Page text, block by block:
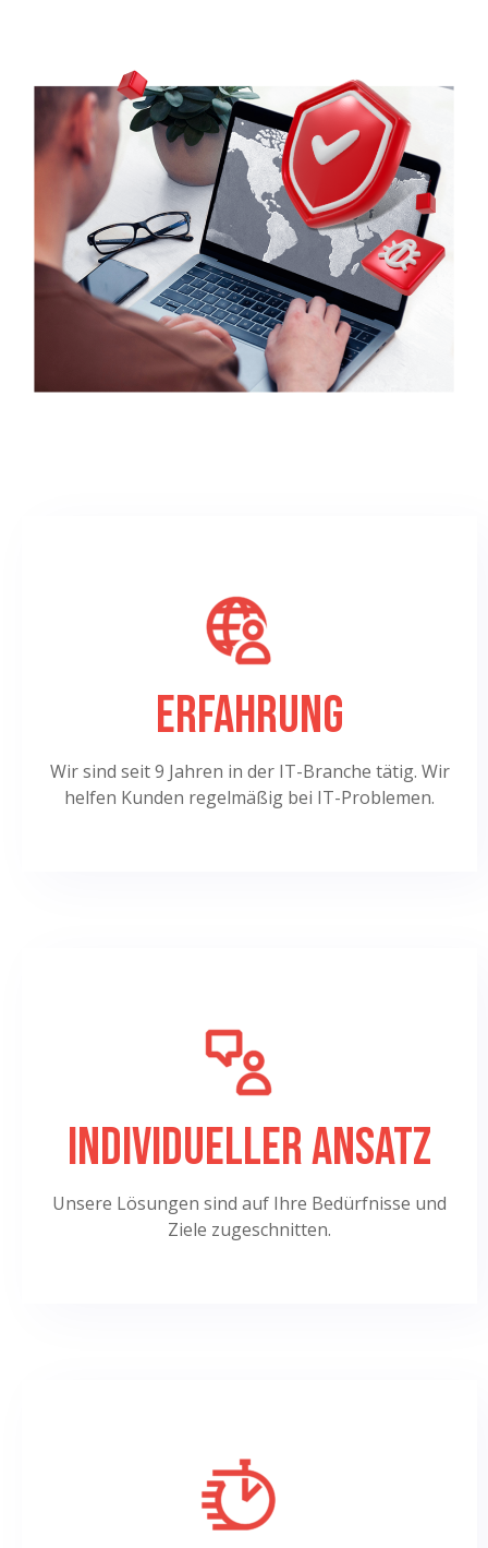
Erfahrung
Wir sind seit 9 Jahren in der IT-Branche tätig. Wir
helfen Kunden regelmäßig bei IT-Problemen.
Individueller Ansatz
Unsere Lösungen sind auf Ihre Bedürfnisse und
Ziele zugeschnitten.